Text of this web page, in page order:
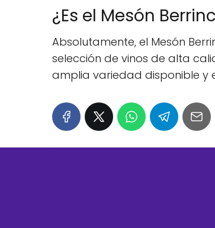
¿Es el Mesón
Absolutamente, el Mesón
selección de vinos de alta
amplia variedad disponible